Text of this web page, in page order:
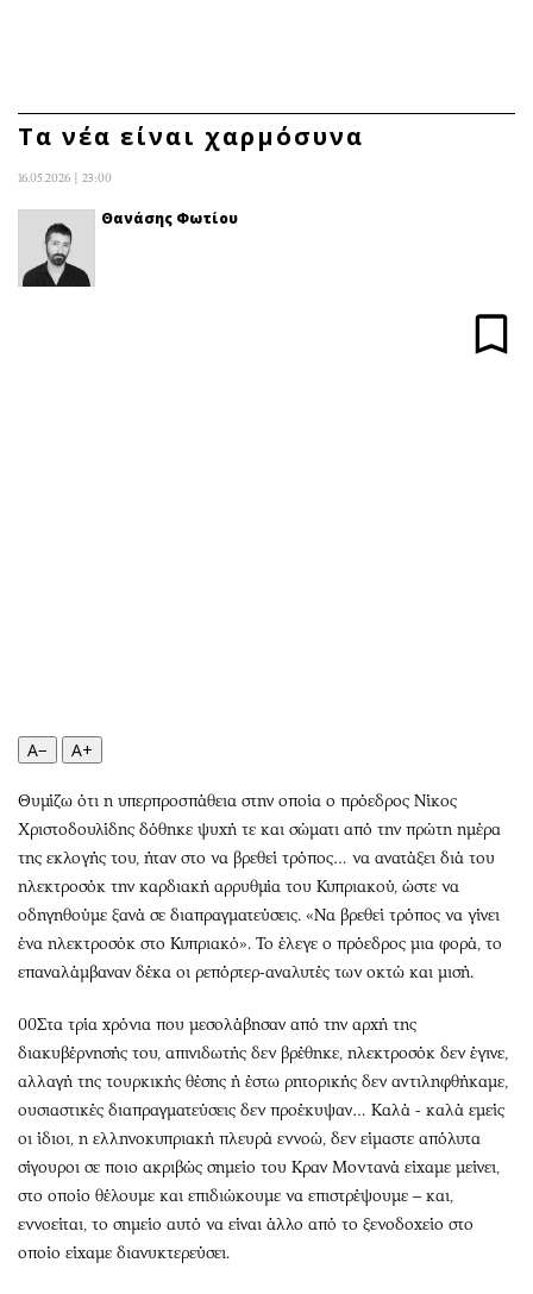
ΚΑΤΗΓΟΡΙΕΣ
Κύπρος
Παιδεία
Οικονομία
Real Estate
Επιχειρήσεις
Αγορές
Money Review
AstroBank Properties
Trends
Ναυτιλία
Περιβάλλον
Ελλάδα
Κόσμος
Παράξενα
Σινεμά
Οικονομία
Γενικά
Αναδρομές
Πρόσωπα
Περιβάλλον
Good Life
Showbiz
Ταξίδια
Συνταγές
Έξοδος
Media
Εκπομπές
Τα νέα είναι χαρμόσυνα
16.05.2026 | 23:00
Θανάσης Φωτίου
A− A+
Θυμίζω ότι η υπερπροσπάθεια στην οποία ο πρόεδρος Νίκος
Χριστοδουλίδης δόθηκε ψυχή τε και σώματι από την πρώτη ημέρα
της εκλογής του, ήταν στο να βρεθεί τρόπος… να ανατάξει διά του
ηλεκτροσόκ την καρδιακή αρρυθμία του Κυπριακού, ώστε να
οδηγηθούμε ξανά σε διαπραγματεύσεις. «Να βρεθεί τρόπος να γίνει
ένα ηλεκτροσόκ στο Κυπριακό». Το έλεγε ο πρόεδρος μια φορά, το
επαναλάμβαναν δέκα οι ρεπόρτερ-αναλυτές των οκτώ και μισή.
00Στα τρία χρόνια που μεσολάβησαν από την αρχή της
διακυβέρνησής του, απινιδωτής δεν βρέθηκε, ηλεκτροσόκ δεν έγινε,
αλλαγή της τουρκικής θέσης ή έστω ρητορικής δεν αντιληφθήκαμε,
ουσιαστικές διαπραγματεύσεις δεν προέκυψαν… Καλά - καλά εμείς
οι ίδιοι, η ελληνοκυπριακή πλευρά εννοώ, δεν είμαστε απόλυτα
σίγουροι σε ποιο ακριβώς σημείο του Κραν Μοντανά είχαμε μείνει,
στο οποίο θέλουμε και επιδιώκουμε να επιστρέψουμε – και,
εννοείται, το σημείο αυτό να είναι άλλο από το ξενοδοχείο στο
οποίο είχαμε διανυκτερεύσει.